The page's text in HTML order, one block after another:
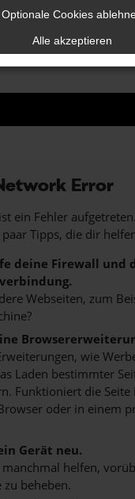
Mainburg oder
ist somit bereit für
natürlich ohne
Error
ein Fehler aufgetreten.
Tipps, die dir
deine Firewall und
Webseiten, zum
wie
Laden bestimmter
Funktioniert die Seite
oder in einem
Gerät neu.
manchmal helfen,
zu beheben.
Optionale Cookies
Alle akzeptieren